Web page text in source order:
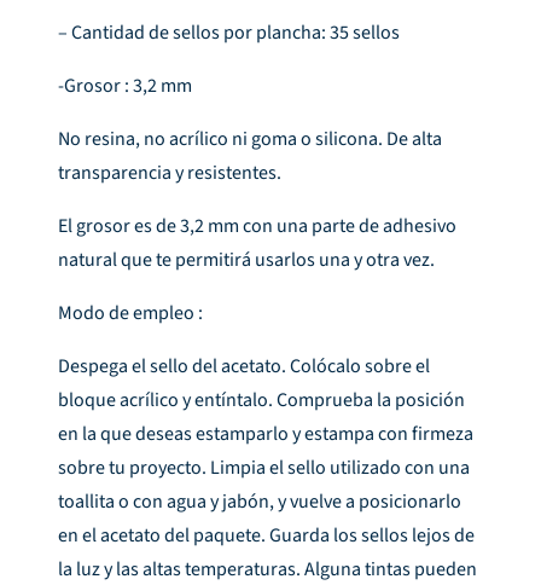
– Cantidad de sellos por plancha: 35 sellos
-Grosor : 3,2 mm
No resina, no acrílico ni goma o silicona. De alta
transparencia y resistentes.
El grosor es de 3,2 mm con una parte de adhesivo
natural que te permitirá usarlos una y otra vez.
Modo de empleo :
Despega el sello del acetato. Colócalo sobre el
bloque acrílico y entíntalo. Comprueba la posición
en la que deseas estamparlo y estampa con firmeza
sobre tu proyecto. Limpia el sello utilizado con una
toallita o con agua y jabón, y vuelve a posicionarlo
en el acetato del paquete. Guarda los sellos lejos de
la luz y las altas temperaturas. Alguna tintas pueden